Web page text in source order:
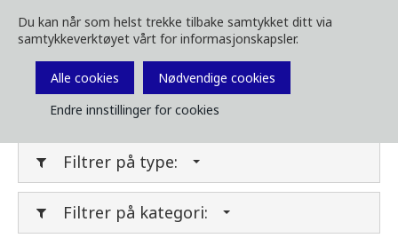
Du kan når som helst trekke tilbake samtykket ditt via
samtykkeverktøyet vårt for informasjonskapsler.
Alle cookies
Nødvendige cookies
Endre innstillinger for cookies
kundemagasin og annet media her. Filtrer på
type eller kategori i menyene under.
Filter media
Filtrer på type:
Filtrer på kategori: